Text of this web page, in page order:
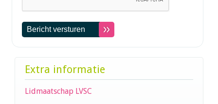
Extra informatie
Lidmaatschap LVSC